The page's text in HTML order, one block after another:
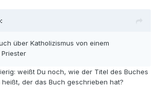
über Katholizismus von einem
weißt Du noch, wie der Titel des Buches
der das Buch geschrieben hat?